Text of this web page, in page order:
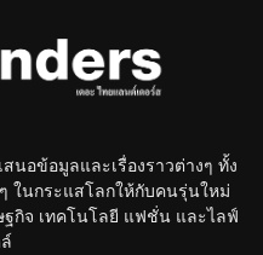
นอข้อมูลและเรื่องราวต่างๆ ทั้ง
ในกระแสโลกให้กับคนรุ่นใหม่
ฐกิจ เทคโนโลยี แฟชั่น และไลฟ์